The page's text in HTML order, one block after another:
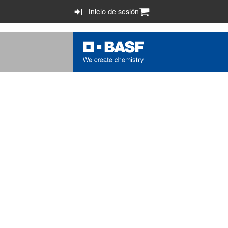
Inicio de sesión